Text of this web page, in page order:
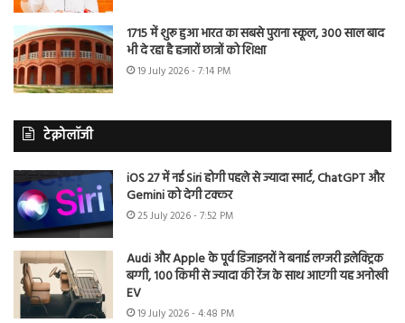
1715 में शुरू हुआ भारत का सबसे पुराना स्कूल, 300 साल बाद
भी दे रहा है हजारों छात्रों को शिक्षा
19 July 2026 - 7:14 PM
टेक्नोलॉजी
iOS 27 में नई Siri होगी पहले से ज्यादा स्मार्ट, ChatGPT और
Gemini को देगी टक्कर
25 July 2026 - 7:52 PM
Audi और Apple के पूर्व डिजाइनरों ने बनाई लग्जरी इलेक्ट्रिक
बग्गी, 100 किमी से ज्यादा की रेंज के साथ आएगी यह अनोखी
EV
19 July 2026 - 4:48 PM